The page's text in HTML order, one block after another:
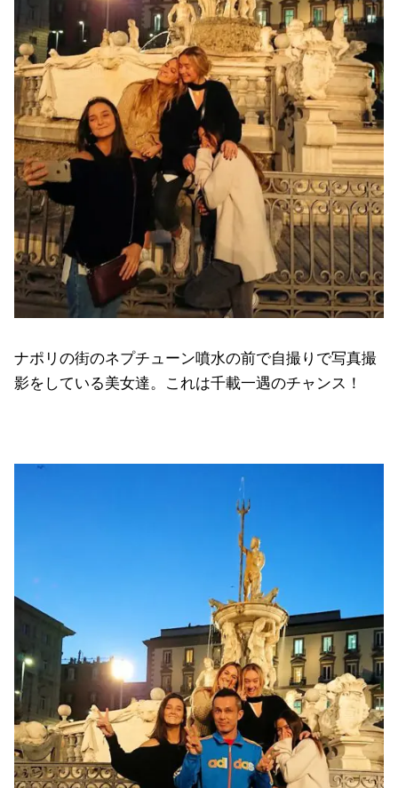
ナポリの街のネプチューン噴水の前で自撮りで写真撮
影をしている美女達。これは千載一遇のチャンス！